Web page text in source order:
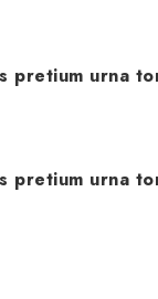
pretium urna
pretium urna